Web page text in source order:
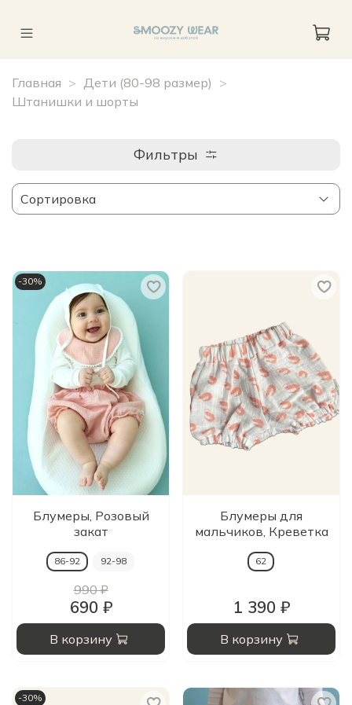
Главная
Дети (80-98 размер)
Штанишки и шорты
Фильтры
-30%
Блумеры, Розовый
закат
86-92 92-98
990 ₽
690 ₽
В корзину
Блумеры для
мальчиков, Креветка
62
1 390 ₽
В корзину
-30%